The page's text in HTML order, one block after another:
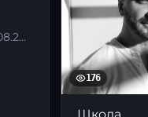
Інші пісні · 21.08.2025
176
Школа